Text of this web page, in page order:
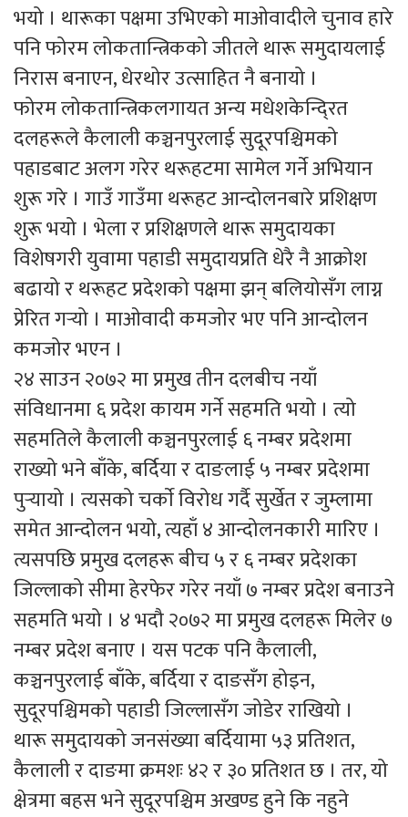
भयो । थारूका पक्षमा उभिएको माओवादीले चुनाव हारे
पनि फोरम लोकतान्त्रिकको जीतले थारू समुदायलाई
निरास बनाएन, धेरथोर उत्साहित नै बनायो ।
फोरम लोकतान्त्रिकलगायत अन्य मधेशकेन्दि्रत
दलहरूले कैलाली कञ्चनपुरलाई सुदूरपश्चिमको
पहाडबाट अलग गरेर थरूहटमा सामेल गर्ने अभियान
शुरू गरे । गाउँ गाउँमा थरूहट आन्दोलनबारे प्रशिक्षण
शुरू भयो । भेला र प्रशिक्षणले थारू समुदायका
विशेषगरी युवामा पहाडी समुदायप्रति धेरै नै आक्रोश
बढायो र थरूहट प्रदेशको पक्षमा झन् बलियोसँग लाग्न
प्रेरित गर्‍यो । माओवादी कमजोर भए पनि आन्दोलन
कमजोर भएन ।
२४ साउन २०७२ मा प्रमुख तीन दलबीच नयाँ
संविधानमा ६ प्रदेश कायम गर्ने सहमति भयो । त्यो
सहमतिले कैलाली कञ्चनपुरलाई ६ नम्बर प्रदेशमा
राख्यो भने बाँके, बर्दिया र दाङलाई ५ नम्बर प्रदेशमा
पुर्‍यायो । त्यसको चर्काे विरोध गर्दै सुर्खेत र जुम्लामा
समेत आन्दोलन भयो, त्यहाँ ४ आन्दोलनकारी मारिए ।
त्यसपछि प्रमुख दलहरू बीच ५ र ६ नम्बर प्रदेशका
जिल्लाको सीमा हेरफेर गरेर नयाँ ७ नम्बर प्रदेश बनाउने
सहमति भयो । ४ भदौ २०७२ मा प्रमुख दलहरू मिलेर ७
नम्बर प्रदेश बनाए । यस पटक पनि कैलाली,
कञ्चनपुरलाई बाँके, बर्दिया र दाङसँग होइन,
सुदूरपश्चिमको पहाडी जिल्लासँग जोडेर राखियो ।
थारू समुदायको जनसंख्या बर्दियामा ५३ प्रतिशत,
कैलाली र दाङमा क्रमशः ४२ र ३० प्रतिशत छ । तर, यो
क्षेत्रमा बहस भने सुदूरपश्चिम अखण्ड हुने कि नहुने